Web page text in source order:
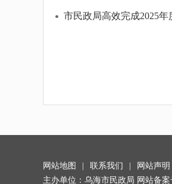
市民政局高效完成2025
网站地图 联系我们
网站声明
主办单位：乌海市民政局 网站备案